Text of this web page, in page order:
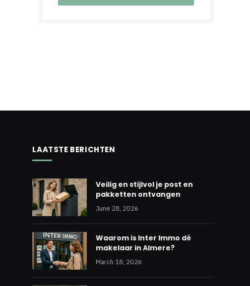
LAATSTE BERICHTEN
Veilig en stijlvol je post en
pakketten ontvangen
June 28, 2026
Waarom is Inter Immo dé
makelaar in Almere?
March 18, 2026